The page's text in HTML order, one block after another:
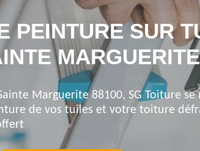
PEINTURE SUR
Marguerite 88100, SG Toiture
de vos tuiles et votre toiture